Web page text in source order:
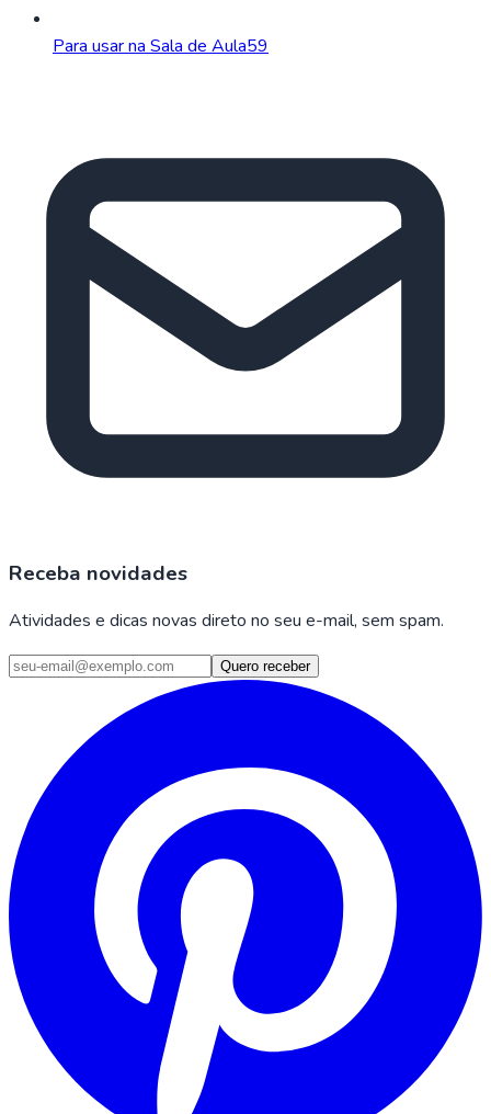
Para usar na Sala de Aula59
Receba novidades
Atividades e dicas novas direto no seu e-mail, sem spam.
Quero receber